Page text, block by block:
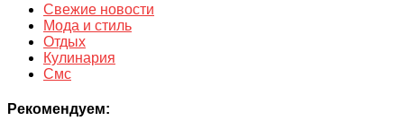
Свежие новости
Мода и стиль
Отдых
Кулинария
Смс
Рекомендуем: